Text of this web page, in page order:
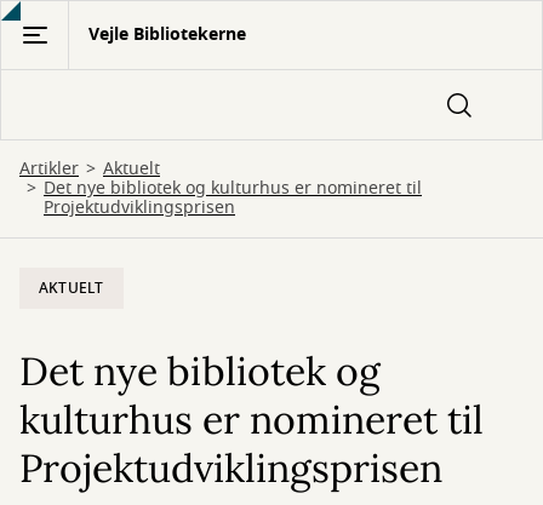
Gå
hovedindhold
Vejle Bibliotekerne
Artikler Aktuelt
Det nye bibliotek og kulturhus er nomineret til
Projektudviklingsprisen
AKTUELT
Det nye bibliotek og
kulturhus er nomineret til
Projektudviklingsprisen